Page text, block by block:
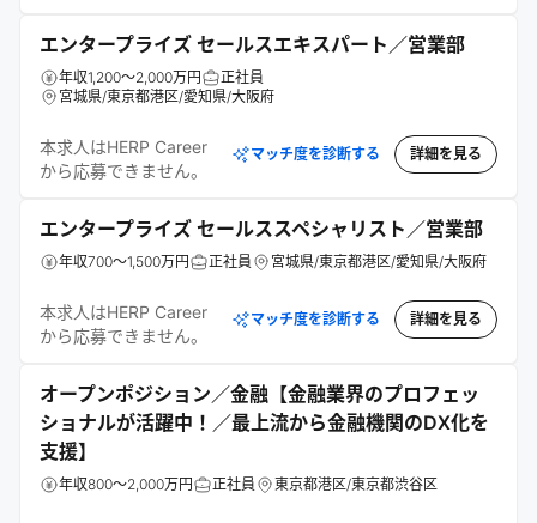
エンタープライズ セールスエキスパート／営業部
年収1,200～2,000万円
正社員
宮城県/東京都港区/愛知県/大阪府
本求人はHERP Career
から応募できません。
マッチ度を診断する 詳細を見る
エンタープライズ セールススペシャリスト／営業部
年収700～1,500万円 正社員 宮城県/東京都港区/愛知県/大阪府
本求人はHERP Career
から応募できません。
マッチ度を診断する 詳細を見る
オープンポジション／金融【金融業界のプロフェッ
ショナルが活躍中！／最上流から金融機関のDX化を
支援】
年収800～2,000万円 正社員 東京都港区/東京都渋谷区